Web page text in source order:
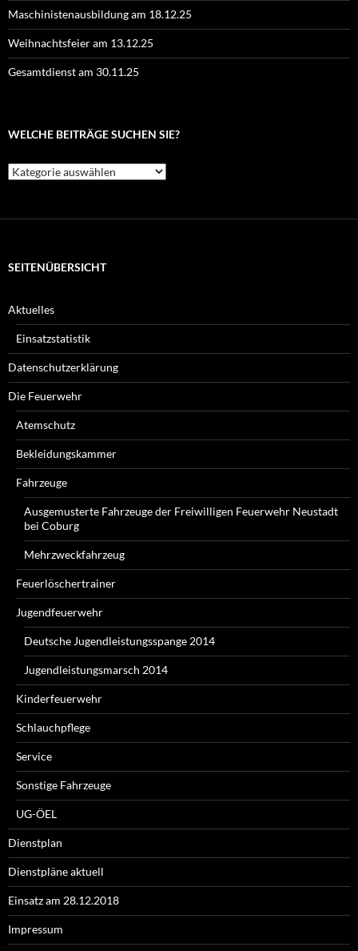
Maschinistenausbildung am 18.12.25
Weihnachtsfeier am 13.12.25
Gesamtdienst am 30.11.25
WELCHE BEITRÄGE SUCHEN SIE?
Welche
Beiträge
SEITENÜBERSICHT
Aktuelles
Einsatzstatistik
Datenschutzerklärung
Die Feuerwehr
Atemschutz
Bekleidungskammer
Fahrzeuge
Ausgemusterte Fahrzeuge der Freiwilligen Feuerwehr Neustadt
bei Coburg
Mehrzweckfahrzeug
Feuerlöschertrainer
Jugendfeuerwehr
Deutsche Jugendleistungsspange 2014
Jugendleistungsmarsch 2014
Kinderfeuerwehr
Schlauchpflege
Service
Sonstige Fahrzeuge
UG-ÖEL
Dienstplan
Dienstpläne aktuell
Einsatz am 28.12.2018
Impressum